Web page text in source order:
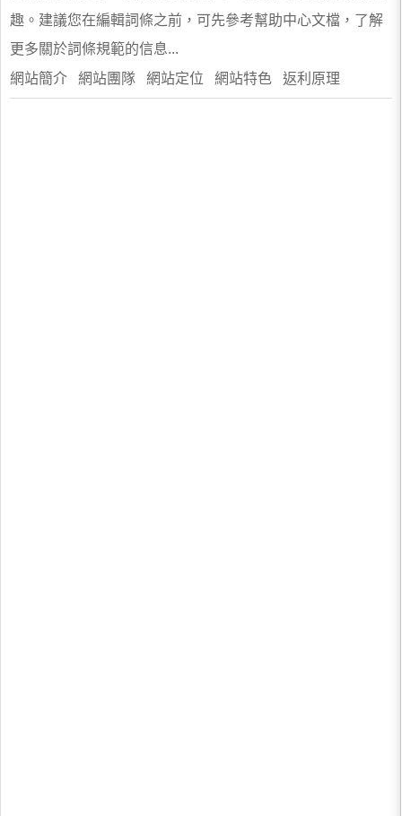
趣。建議您在編輯詞條之前，可先參考幫助中心文檔，了解
更多關於詞條規範的信息...
網站簡介 網站團隊 網站定位 網站特色 返利原理